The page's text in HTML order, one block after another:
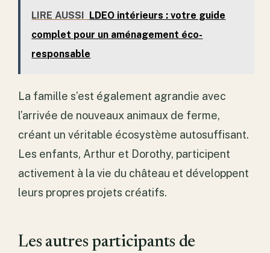
LIRE AUSSI
LDEO intérieurs : votre guide
complet pour un aménagement éco-
responsable
La famille s’est également agrandie avec
l’arrivée de nouveaux animaux de ferme,
créant un véritable écosystème autosuffisant.
Les enfants, Arthur et Dorothy, participent
activement à la vie du château et développent
leurs propres projets créatifs.
Les autres participants de